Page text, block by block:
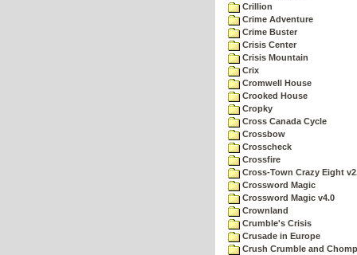
Crillion
Crime Adventure
Crime Buster
Crisis Center
Crisis Mountain
Crix
Cromwell House
Crooked House
Cropky
Cross Canada Cycle
Crossbow
Crosscheck
Crossfire
Cross-Town Crazy Eight
Crossword Magic
Crossword Magic v4.0
Crownland
Crumble's Crisis
Crusade in Europe
Crush Crumble and Chomp